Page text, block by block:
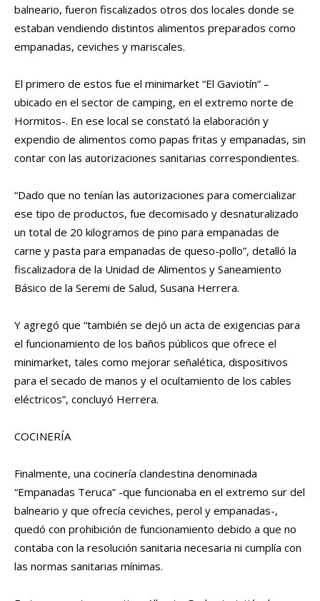
balneario, fueron fiscalizados otros dos locales donde se
estaban vendiendo distintos alimentos preparados como
empanadas, ceviches y mariscales.
El primero de estos fue el minimarket “El Gaviotín” –
ubicado en el sector de camping, en el extremo norte de
Hormitos-. En ese local se constató la elaboración y
expendio de alimentos como papas fritas y empanadas, sin
contar con las autorizaciones sanitarias correspondientes.
“Dado que no tenían las autorizaciones para comercializar
ese tipo de productos, fue decomisado y desnaturalizado
un total de 20 kilogramos de pino para empanadas de
carne y pasta para empanadas de queso-pollo”, detalló la
fiscalizadora de la Unidad de Alimentos y Saneamiento
Básico de la Seremi de Salud, Susana Herrera.
Y agregó que “también se dejó un acta de exigencias para
el funcionamiento de los baños públicos que ofrece el
minimarket, tales como mejorar señalética, dispositivos
para el secado de manos y el ocultamiento de los cables
eléctricos”, concluyó Herrera.
COCINERÍA
Finalmente, una cocinería clandestina denominada
“Empanadas Teruca” -que funcionaba en el extremo sur del
balneario y que ofrecía ceviches, perol y empanadas-,
quedó con prohibición de funcionamiento debido a que no
contaba con la resolución sanitaria necesaria ni cumplía con
las normas sanitarias mínimas.